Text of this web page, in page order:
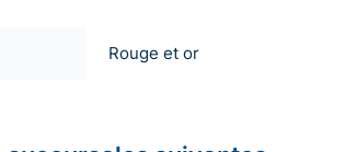
Rouge et or